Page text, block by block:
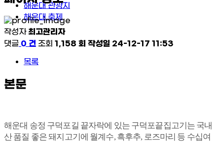
해운대 관광지
해운대 축제
작성자 최고관리자
댓글 0 건 조회 1,158 회 작성일 24-12-17 11:53
목록
본문
해운대 송정 구덕포길 끝자락에 있는 구덕포끝집고기는 국내
산 품질 좋은 돼지고기에 월계수, 흑후추, 로즈마리 등 수십여